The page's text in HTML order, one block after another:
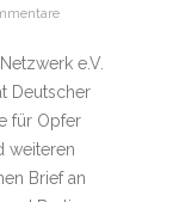
e.V.
Deutscher
für Opfer
weiteren
Brief an